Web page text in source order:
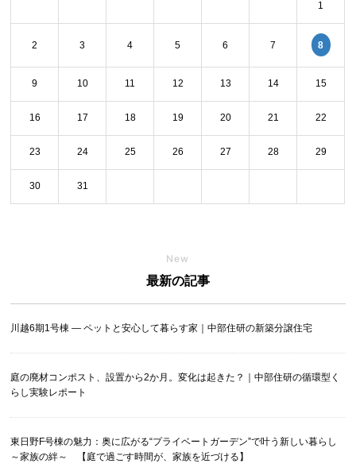
1
2 3 4 5 6 7 8
9 10 11 12 13 14 15
16 17 18 19 20 21 22
23 24 25 26 27 28 29
30 31
New
最新の記事
川越6期1号棟 ― ペットと安心して暮らす家｜中部住研の新築分譲住宅
庭の廃材コンポスト、設置から2か月。変化は起きた？｜中部住研の循環型く
らし実験レポート
東日野F号棟の魅力：奥に広がる“プライベートガーデン”で叶う新しい暮らし
～家族の絆～ 【庭で過ごす時間が、家族を近づける】